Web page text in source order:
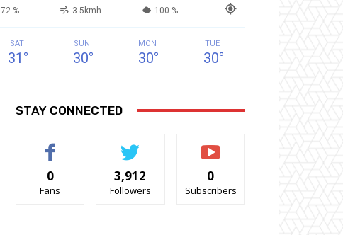
72 % 3.5kmh 100 %
SAT
31 °
SUN
30°
MON
30°
TUE
30°
STAY CONNECTED
0
Fans
3,912
Followers
0
Subscribers